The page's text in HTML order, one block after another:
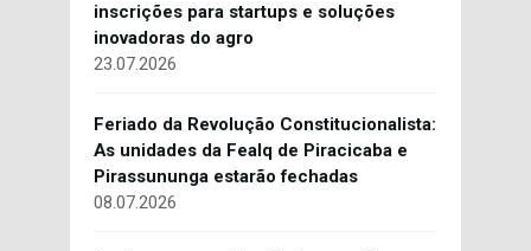
inscrições para startups e soluções
inovadoras do agro
23.07.2026
Feriado da Revolução Constitucionalista:
As unidades da Fealq de Piracicaba e
Pirassununga estarão fechadas
08.07.2026